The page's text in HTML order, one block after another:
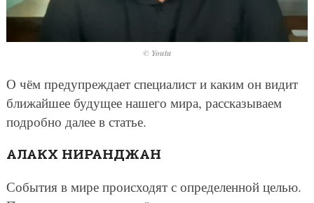
© Youtu
О чём предупреждает специалист и каким он видит
ближайшее будущее нашего мира, рассказываем
подробно далее в статье.
АЛАКХ НИРАНДЖАН
События в мире происходят с определенной целью.